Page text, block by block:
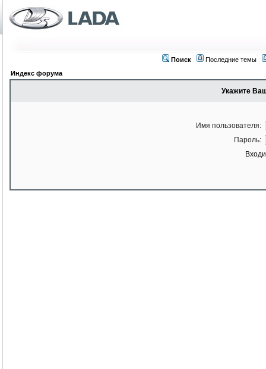
Поиск
Последние темы
Индекс форума
Укажите
Имя пользователя:
Пароль: